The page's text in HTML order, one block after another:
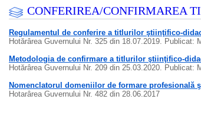
CONFERIREA/CONFIRMAREA
Regulamentul de conferire a titlurilor ştiinţifico-
Hotărârea Guvernului Nr. 325 din 18.07.2019.
Metodologia de confirmare a titlurilor ştiinţifico-
Hotărârea Guvernului Nr. 209 din 25.03.2020.
Nomenclatorul domeniilor de formare
Hotarârea Guvernului Nr. 482 din 28.06.2017